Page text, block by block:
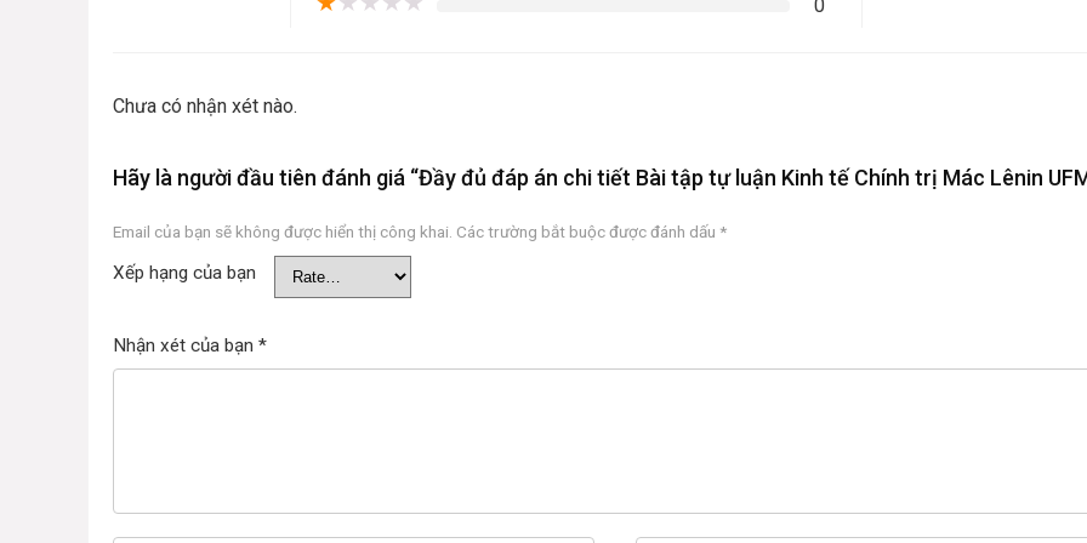
0
Chưa có nhận xét nào.
Hãy là người đầu tiên đánh giá “Đầy đủ đáp án chi tiết Bài tập tự luận Kinh tế Chính trị Mác Lênin
Email của bạn sẽ không được hiển thị công khai. Các trường bắt buộc được đánh dấu *
Xếp hạng của bạn
Nhận xét của bạn *